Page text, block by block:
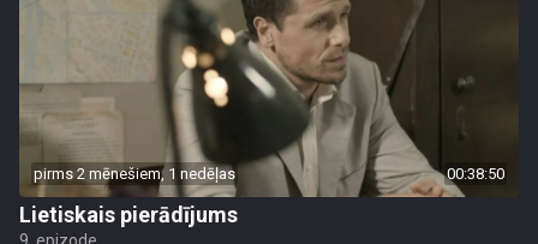
pirms 2 mēnešiem, 1 nedēļas 00:38:50
Lietiskais pierādījums